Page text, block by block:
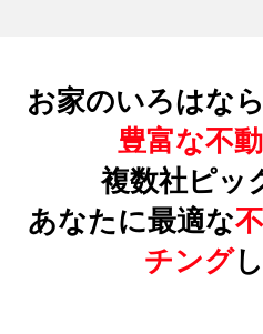
お家のいろはな
豊富な不
複数社ピッ
あなたに最適な
チング